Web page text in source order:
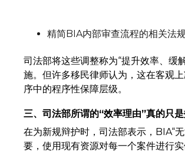
精简BIA内部审查流程的相关法规
司法部将这些调整称为“提升效率、缓
施。但许多移民律师认为，这在客观
序中的程序性保障层级。
三、司法部所谓的“效率理由”真的只
在为新规辩护时，司法部表示，BIA“
要，使用现有资源对每一个案件进行